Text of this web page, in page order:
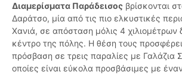
Διαμερίσματα Παράδεισος βρίσκονται
Δαράτσο, μία από τις πιο ελκυστικές
Χανιά, σε απόσταση μόλις 4 χιλιομέτρων
κέντρο της πόλης. Η θέση τους
πρόσβαση σε τρεις παραλίες με Γαλάζια
οποίες είναι εύκολα προσβάσιμες με